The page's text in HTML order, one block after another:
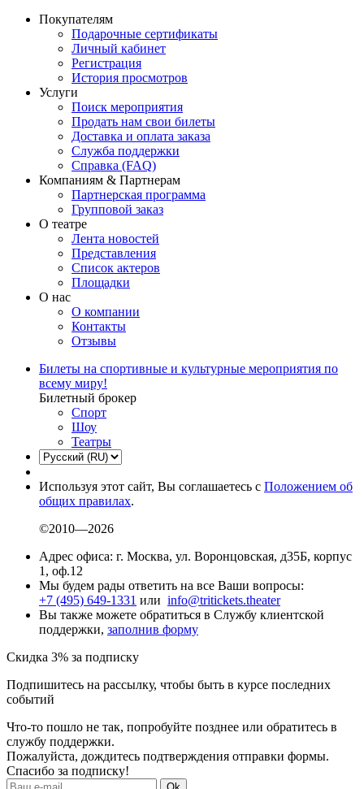
Покупателям
Подарочные сертификаты
Личный кабинет
Регистрация
История просмотров
Услуги
Поиск мероприятия
Продать нам свои билеты
Доставка и оплата заказа
Служба поддержки
Справка (FAQ)
Компаниям & Партнерам
Партнерская программа
Групповой заказ
О театре
Лента новостей
Представления
Список актеров
Площадки
О нас
О компании
Контакты
Отзывы
Билеты на спортивные и культурные мероприятия по
всему миру!
Билетный брокер
Спорт
Шоу
Театры
Используя этот сайт, Вы соглашаетесь с Положением об
общих правилах.
©2010—2026
Адрес офиса: г. Москва, ул. Воронцовская, д35Б, корпус
1, оф.12
Мы будем рады ответить на все Ваши вопросы:
+7 (495) 649-1331 или info@tritickets.theater
Вы также можете обратиться в Службу клиентской
поддержки, заполнив форму
Скидка 3% за подписку
Подпишитесь на рассылку, чтобы быть в курсе последних
событий
Что-то пошло не так, попробуйте позднее или обратитесь в
службу поддержки.
Пожалуйста, дождитесь подтверждения отправки формы.
Спасибо за подписку!